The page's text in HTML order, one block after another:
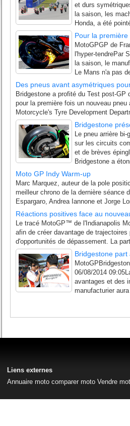
et durs
la saison, les
Honda, a été
Pour la
MotoGPGP de
l'hyper-tendrePar
la saison, le
Le Mans n'a pas
Des pneus avant asymétriques
Bridgestone a profité du Test post-
pour la première fois un nouveau
Motorcycle's Tyre Development
Bridgestone
Le pneu arrière
sur les circuits
et de brèves
Bridgestone a
Moto GP Indy Warm-up
Marc Marquez, auteur de la pole
meilleur chrono de la dernière séance
Espargaro, Andrea Iannone et Jorge
Réactions positives face au
Le tracé MotoGP™ de l'Indianapolis
afin de créer davantage de
d'opportunités de dépassement. La
Bridgestone
06/08/2014
avantages et des
manufacturier
Liens externes
Annuaire moto comparer moto Vendre